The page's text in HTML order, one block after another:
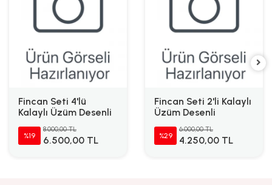
Fincan Seti 4'lü
Kalaylı Üzüm Desenli
%19
8.000,00 TL
6.500,00 TL
Fincan Seti 2'li Kalaylı
Üzüm Desenli
%29
6.000,00 TL
4.250,00 TL